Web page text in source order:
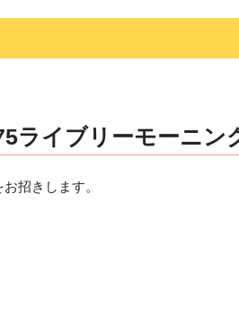
ライブリーモーニン
招きします。